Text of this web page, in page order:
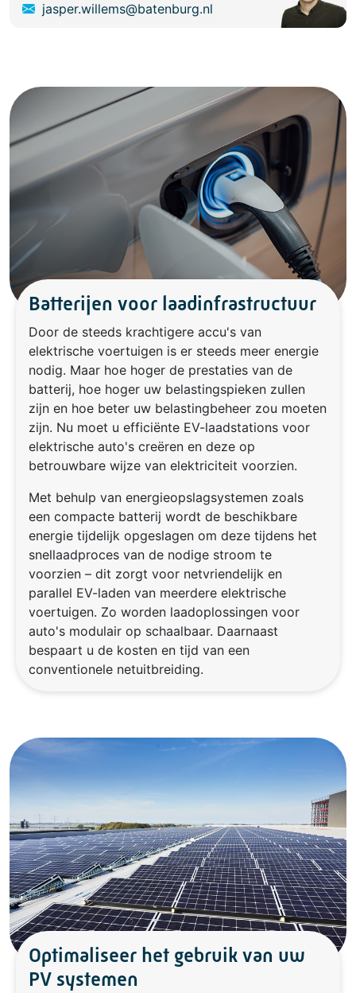
jasper.willems@batenburg.nl
Batterijen voor laadinfrastructuur
Door de steeds krachtigere accu's van
elektrische voertuigen is er steeds meer energie
nodig. Maar hoe hoger de prestaties van de
batterij, hoe hoger uw belastingspieken zullen
zijn en hoe beter uw belastingbeheer zou moeten
zijn. Nu moet u efficiënte EV-laadstations voor
elektrische auto's creëren en deze op
betrouwbare wijze van elektriciteit voorzien.
Met behulp van energieopslagsystemen zoals
een compacte batterij wordt de beschikbare
energie tijdelijk opgeslagen om deze tijdens het
snellaadproces van de nodige stroom te
voorzien – dit zorgt voor netvriendelijk en
parallel EV-laden van meerdere elektrische
voertuigen. Zo worden laadoplossingen voor
auto's modulair op schaalbaar. Daarnaast
bespaart u de kosten en tijd van een
conventionele netuitbreiding.
Optimaliseer het gebruik van uw
PV systemen